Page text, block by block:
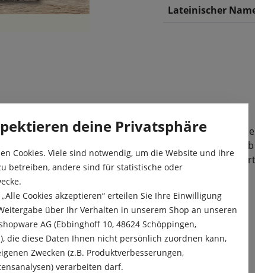
Lateinischer
Gemüse, dessen Blätter fleischig sind und nach
äußerst gesund sind. Ziehen Sie diese Spinatsorte
Übrigens: Der Neuseeländer Spinat
unterstützen Sie die Erhaltung der Sortenvielfalt.
deine Privatsphäre
Cookies. Viele sind notwendig, um die Website und ihre
betreiben, andere sind für statistische oder
Cookies akzeptieren“ erteilen Sie Ihre Einwilligung
über Ihr Verhalten in unserem Shop an unseren
AG (Ebbinghoff 10, 48624 Schöppingen,
die diese Daten Ihnen nicht persönlich zuordnen kann,
Zwecken (z.B. Produktverbesserungen,
verarbeiten darf.